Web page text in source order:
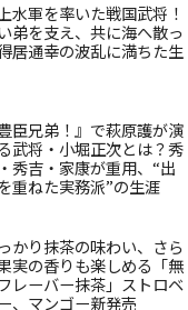
水軍を率いた戦国武将！
弟を支え、共に海へ散っ
居通幸の波乱に満ちた生
豊臣兄弟！』で萩原護が演
武将・小堀正次とは？秀
秀吉・家康が重用、“出
重ねた実務派”の生涯
かり抹茶の味わい、さら
実の香りも楽しめる「無
レーバー抹茶」ストロベ
、マンゴー新発売